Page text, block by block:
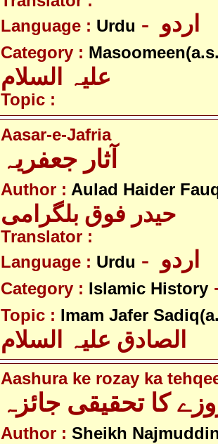
Language : Urdu
Category :
Topic :
Aasar-e-Jafria
آثار جعفریہ
Author : Aulad Haider
حیدر فوق بلگرامی
Translator :
Language : Urdu
Category : Islamic History
Topic : Imam Jafer
الصادق علیہ السلام
Aashura ke rozay ka
کا تحقیقی جائزہ
Author : Sheikh